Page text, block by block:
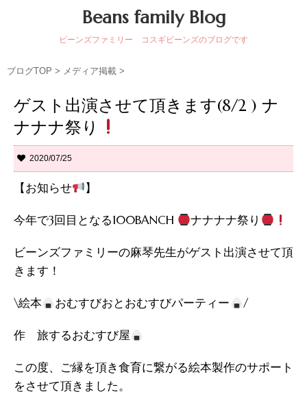
Beans family Blog
ビーンズファミリー コスギビーンズのブログです
ブログTOP > メディア掲載 >
ゲスト出演させて頂きます(8/2 ) ナ
ナナナ祭り
2020/07/25
【お知らせ 】
今年で3回目となる100BANCH ナナナナ祭り
ビーンズファミリーの麻琴先生がゲスト出演させて頂
きます！
\絵本 おむすびおとおむすびパーティー /
作 旅するおむすび屋
この度、ご縁を頂き食育に繋がる絵本製作のサポート
をさせて頂きました。